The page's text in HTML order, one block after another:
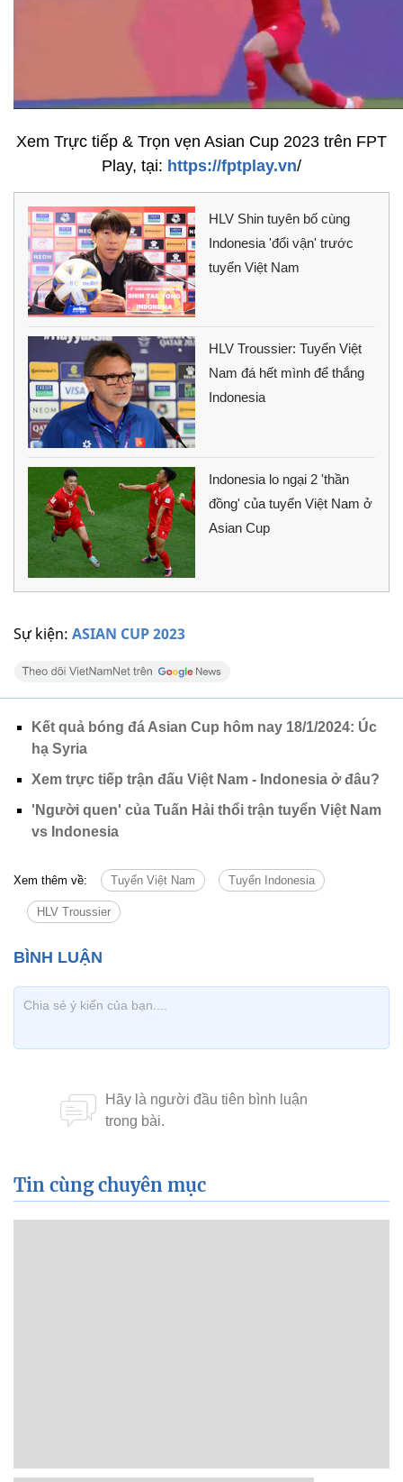
Sự kiện: ASIAN CUP 2023
Xem Trực tiếp & Trọn vẹn Asian Cup 2023 trên FPT
Play, tại: https://fptplay.vn/
HLV Shin tuyên bố cùng
Indonesia 'đổi vận' trước
tuyển Việt Nam
HLV Troussier: Tuyển Việt
Nam đá hết mình để thắng
Indonesia
Indonesia lo ngại 2 'thần
đồng' của tuyển Việt Nam ở
Asian Cup
Kết quả bóng đá Asian Cup hôm nay 18/1/2024: Úc
hạ Syria
Xem trực tiếp trận đấu Việt Nam - Indonesia ở đâu?
'Người quen' của Tuấn Hải thổi trận tuyển Việt Nam
vs Indonesia
Xem thêm về: Tuyển Việt Nam Tuyển Indonesia
HLV Troussier
Tin cùng chuyên mục